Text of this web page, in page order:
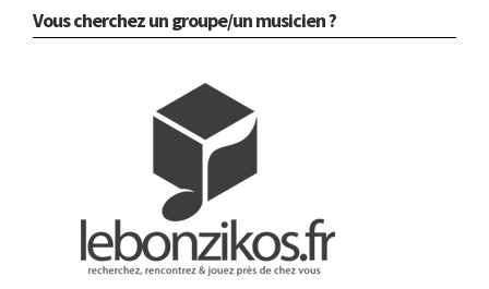
Vous cherchez un groupe/un musicien ?